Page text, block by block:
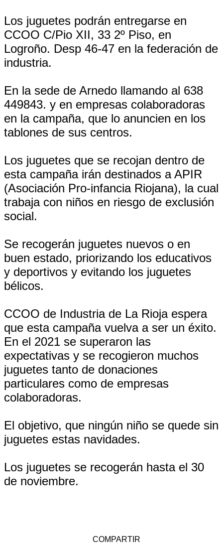
Los juguetes podrán entregarse en
CCOO C/Pio XII, 33 2º Piso, en
Logroño. Desp 46-47 en la federación de
industria.
En la sede de Arnedo llamando al 638
449843. y en empresas colaboradoras
en la campaña, que lo anuncien en los
tablones de sus centros.
Los juguetes que se recojan dentro de
esta campaña irán destinados a APIR
(Asociación Pro-infancia Riojana), la cual
trabaja con niños en riesgo de exclusión
social.
Se recogerán juguetes nuevos o en
buen estado, priorizando los educativos
y deportivos y evitando los juguetes
bélicos.
CCOO de Industria de La Rioja espera
que esta campaña vuelva a ser un éxito.
En el 2021 se superaron las
expectativas y se recogieron muchos
juguetes tanto de donaciones
particulares como de empresas
colaboradoras.
El objetivo, que ningún niño se quede sin
juguetes estas navidades.
Los juguetes se recogerán hasta el 30
de noviembre.
COMPARTIR